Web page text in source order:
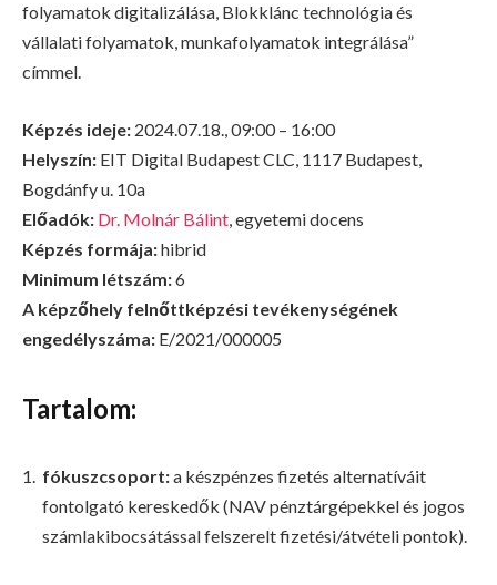
folyamatok digitalizálása, Blokklánc technológia és
vállalati folyamatok, munkafolyamatok integrálása”
címmel.
Képzés ideje: 2024.07.18., 09:00 – 16:00
Helyszín: EIT Digital Budapest CLC, 1117 Budapest,
Bogdánfy u. 10a
Előadók: Dr. Molnár Bálint , egyetemi docens
Képzés formája:hibrid
Minimum létszám:6
A képzőhely felnőttképzési tevékenységének
engedélyszáma: E/2021/000005
Tartalom:
fókuszcsoport:a készpénzes fizetés alternatíváit
fontolgató kereskedők (NAV pénztárgépekkel és jogos
számlakibocsátással felszerelt fizetési/átvételi pontok).